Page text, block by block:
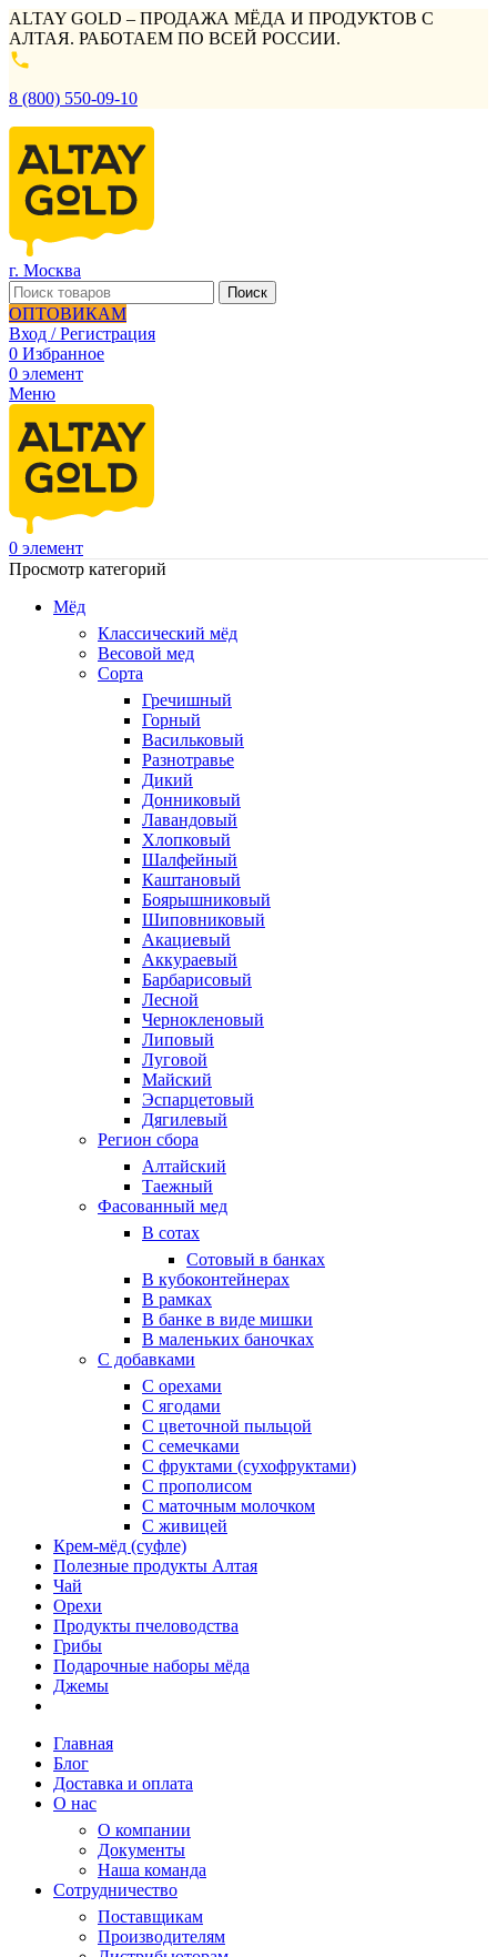
ALTAY GOLD – ПРОДАЖА МЁДА И ПРОДУКТОВ С
АЛТАЯ. РАБОТАЕМ ПО ВСЕЙ РОССИИ.
8 (800) 550-09-10
г. Москва
Поиск
ОПТОВИКАМ
Вход / Регистрация
0 Избранное
0 элемент
Меню
0 элемент
Просмотр категорий
Мёд
Классический мёд
Весовой мед
Сорта
Гречишный
Горный
Васильковый
Разнотравье
Дикий
Донниковый
Лавандовый
Хлопковый
Шалфейный
Каштановый
Боярышниковый
Шиповниковый
Акациевый
Аккураевый
Барбарисовый
Лесной
Чернокленовый
Липовый
Луговой
Майский
Эспарцетовый
Дягилевый
Регион сбора
Алтайский
Таежный
Фасованный мед
В сотах
Сотовый в банках
В кубоконтейнерах
В рамках
В банке в виде мишки
В маленьких баночках
С добавками
С орехами
С ягодами
С цветочной пыльцой
С семечками
С фруктами (сухофруктами)
С прополисом
С маточным молочком
С живицей
Крем-мёд (суфле)
Полезные продукты Алтая
Чай
Орехи
Продукты пчеловодства
Грибы
Подарочные наборы мёда
Джемы
Главная
Блог
Доставка и оплата
О нас
О компании
Документы
Наша команда
Сотрудничество
Поставщикам
Производителям